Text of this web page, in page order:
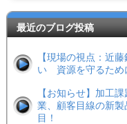
最近のブログ投稿
【現場の視点：近
い 資源を守るた
【お知らせ】加工
業、顧客目線の新
目！